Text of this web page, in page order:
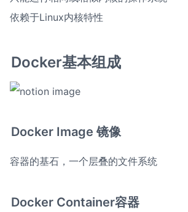
依赖于Linux内核特性
Docker基本组成
Docker Image 镜像
容器的基石，一个层叠的文件系统
Docker Container容器